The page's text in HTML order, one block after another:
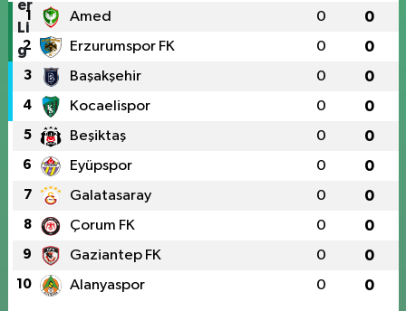
1 Amed 0 0
2 Erzurumspor FK 0 0
3 Başakşehir 0 0
4 Kocaelispor 0 0
5 Beşiktaş 0 0
6 Eyüpspor 0 0
7 Galatasaray 0 0
8 Çorum FK 0 0
9 Gaziantep FK 0 0
10 Alanyaspor 0 0